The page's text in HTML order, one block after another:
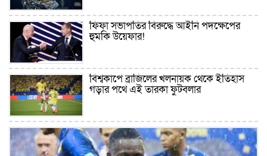
“অসহযোগ” আন্দোলনের হুমকি
দরজা খোলা রেখেছেন
ফিফা সভাপতির বিরুদ্ধে আইনি পদক্ষেপের
হুমকি উয়েফার!
বিশ্বকাপে ব্রাজিলের খলনায়ক থেকে ইতিহাস
গড়ার পথে এই তারকা ফুটবলার